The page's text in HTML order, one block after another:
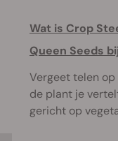
Wat is Crop
Queen Seeds
Vergeet telen op
de plant je
gericht op